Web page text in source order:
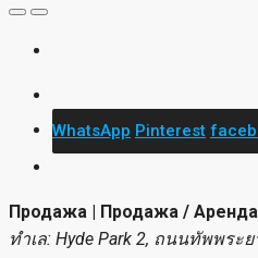
WhatsApp Pinterest
Продажа | Продажа / Аренда
ทำเล: Hyde Park 2, ถนนทัพพระ